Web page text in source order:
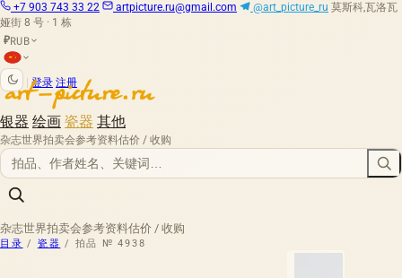
+7 903 743 33 22 artpicture.ru@gmail.com @art_picture_ru 莫斯科,瓦洛瓦
娅街 8 号 · 1 栋
₽RUB
登录 注册
银器 绘画 瓷器 其他
杂志世界拍卖会参考资料估价 / 收购
杂志世界拍卖会参考资料估价 / 收购
目录 / 瓷器 / 拍品 № 4938